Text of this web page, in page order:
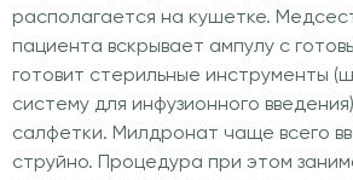
располагается на кушетке.
пациента вскрывает ампулу с
готовит стерильные инструменты
систему для инфузионного
салфетки. Милдронат чаще всего
струйно. Процедура при этом